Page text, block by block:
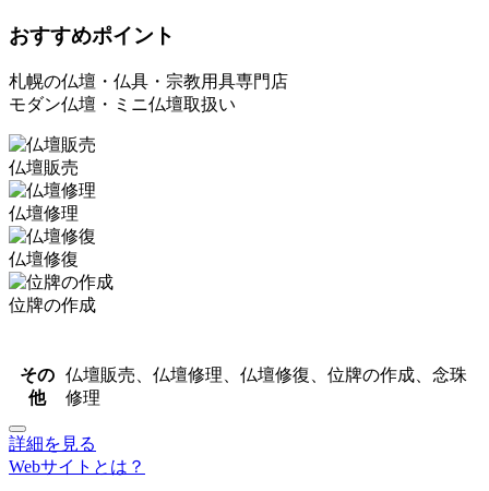
おすすめポイント
札幌の仏壇・仏具・宗教用具専門店
モダン仏壇・ミニ仏壇取扱い
仏壇販売
仏壇修理
仏壇修復
位牌の作成
その
他
仏壇販売、仏壇修理、仏壇修復、位牌の作成、念珠
修理
詳細を見る
Webサイトとは？